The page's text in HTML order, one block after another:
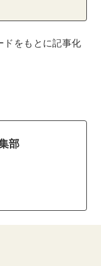
をもとに記事化
部